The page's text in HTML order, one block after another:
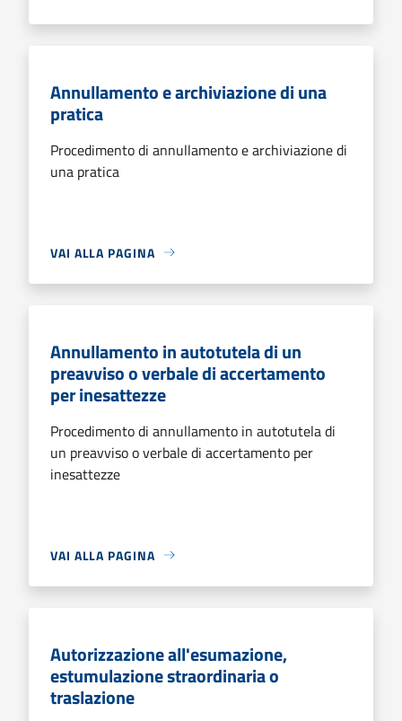
Annullamento e archiviazione di una
pratica
Procedimento di annullamento e archiviazione di
una pratica
VAI ALLA PAGINA
Annullamento in autotutela di un
preavviso o verbale di accertamento
per inesattezze
Procedimento di annullamento in autotutela di
un preavviso o verbale di accertamento per
inesattezze
VAI ALLA PAGINA
Autorizzazione all'esumazione,
estumulazione straordinaria o
traslazione